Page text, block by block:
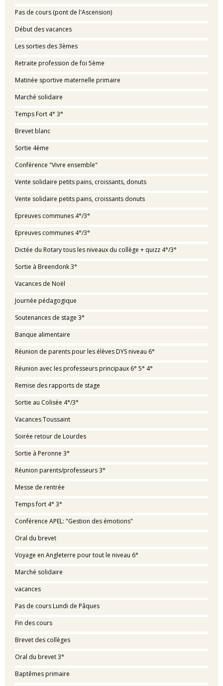
Pas de cours (pont de l'Ascension)
Début des vacances
Les sorties des 3èmes
Retraite profession de foi 5ème
Matinée sportive maternelle primaire
Marché solidaire
Temps Fort 4° 3°
Brevet blanc
Sortie 4ème
Conférence "Vivre ensemble"
Vente solidaire petits pains, croissants, donuts
Vente solidaire petits pains, croissants donuts
Epreuves communes 4°/3°
Epreuves communes 4°/3°
Dictée du Rotary tous les niveaux du collège + quizz 4°/3°
Sortie à Breendonk 3°
Vacances de Noël
Journée pédagogique
Soutenances de stage 3°
Banque alimentaire
Réunion de parents pour les élèves DYS niveau 6°
Réunion avec les professeurs principaux 6° 5° 4°
Remise des rapports de stage
Sortie au Colisée 4°/3°
Vacances Toussaint
Soirée retour de Lourdes
Sortie à Peronne 3°
Réunion parents/professeurs 3°
Messe de rentrée
Temps fort 4° 3°
Conférence APEL: "Gestion des émotions"
Oral du brevet
Voyage en Angleterre pour tout le niveau 6°
Marché solidaire
vacances
Pas de cours Lundi de Pâques
Fin des cours
Brevet des collèges
Oral du brevet 3°
Baptêmes primaire